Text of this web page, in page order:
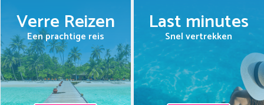
Verre Reizen
Een prachtige reis
Last minutes
Snel vertrekken